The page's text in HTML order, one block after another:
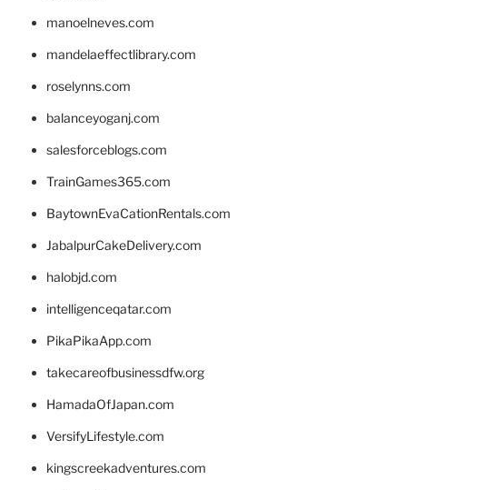
manoelneves.com
mandelaeffectlibrary.com
roselynns.com
balanceyoganj.com
salesforceblogs.com
TrainGames365.com
BaytownEvaCationRentals.com
JabalpurCakeDelivery.com
halobjd.com
intelligenceqatar.com
PikaPikaApp.com
takecareofbusinessdfw.org
HamadaOfJapan.com
VersifyLifestyle.com
kingscreekadventures.com